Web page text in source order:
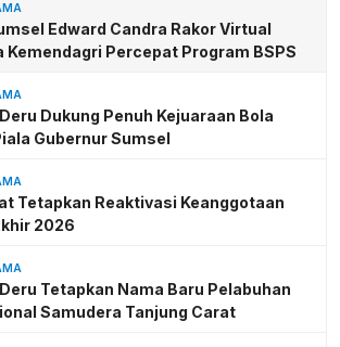
Edward Candra Rakor Virtual
Kemendagri Percepat Program BSPS
Dukung Penuh Kejuaraan Bola
Gubernur Sumsel
Tetapkan Reaktivasi Keanggotaan
2026
Tetapkan Nama Baru Pelabuhan
Samudera Tanjung Carat